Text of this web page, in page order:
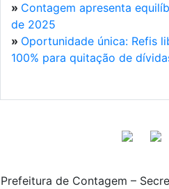
» Contagem apresenta
de 2025
» Oportunidade única: Refis
100% para quitação de
Prefeitura de Contagem –